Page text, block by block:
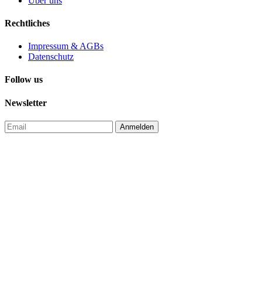
Rechtliches
Impressum & AGBs
Datenschutz
Follow us
Newsletter
Anmelden